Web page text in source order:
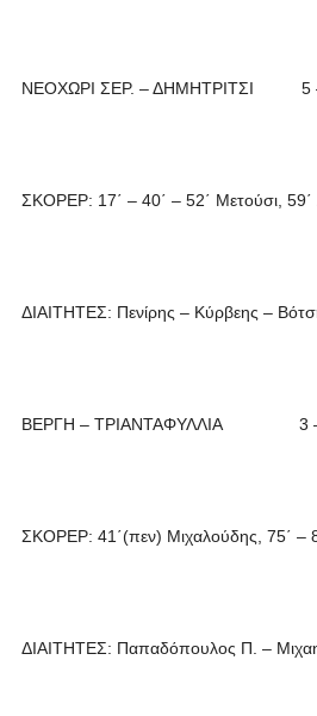
ΝΕΟΧΩΡΙ ΣΕΡ. – ΔΗΜΗΤΡΙΤΣΙ 5
ΣΚΟΡΕΡ: 17΄ – 40΄ – 52΄ Μετούσι, 59΄
ΔΙΑΙΤΗΤΕΣ: Πενίρης – Κύρβεης –
ΒΕΡΓΗ – ΤΡΙΑΝΤΑΦΥΛΛΙΑ 3 –
ΣΚΟΡΕΡ: 41΄(πεν) Μιχαλούδης, 75΄ –
ΔΙΑΙΤΗΤΕΣ: Παπαδόπουλος Π. –